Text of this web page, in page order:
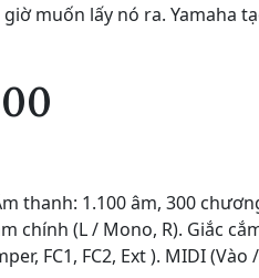
muốn lấy nó ra. Yamaha
thanh: 1.100 âm, 300
chính (L / Mono, R). Giắc
FC1, FC2, Ext ). MIDI